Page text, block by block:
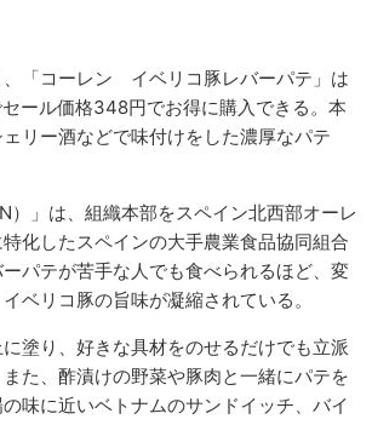
、「コーレン イベリコ豚レバーパテ」は
ール価格348円でお得に購入できる。本
リー酒などで味付けをした濃厚なパテ
）」は、組織本部をスペイン北西部オーレ
化したスペインの大手農業食品協同組合
パテが苦手な人でも食べられるほど、変
ベリコ豚の旨味が凝縮されている。
塗り、好きな具材をのせるだけでも立派
た、酢漬けの野菜や豚肉と一緒にパテを
味に近いベトナムのサンドイッチ、バイ